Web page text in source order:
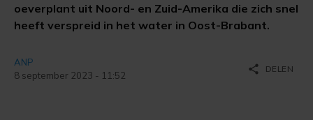
oeverplant uit Noord- en Zuid-Amerika die zich snel
heeft verspreid in het water in Oost-Brabant.
ANP
8 september 2023 - 11:52
share DELEN